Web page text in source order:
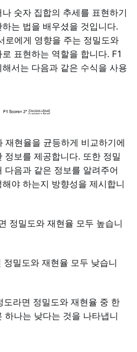
숫자 집합의 추세를 표현하기
는 법을 배우셨을 것입니다.
로에게 영향을 주는 정밀도와
표현하는 역할을 합니다. F1
서는 다음과 같은 수식을 사용
재현율을 균등하게 비교하기에
정보를 제공합니다. 또한 정밀
다음과 같은 정보를 알려주어
야 하는지 방향성을 제시합니
정밀도와 재현율 모두 높습니
정밀도와 재현율 모두 낮습니
도라면 정밀도와 재현율 중 한
하나는 낮다는 것을 나타냅니